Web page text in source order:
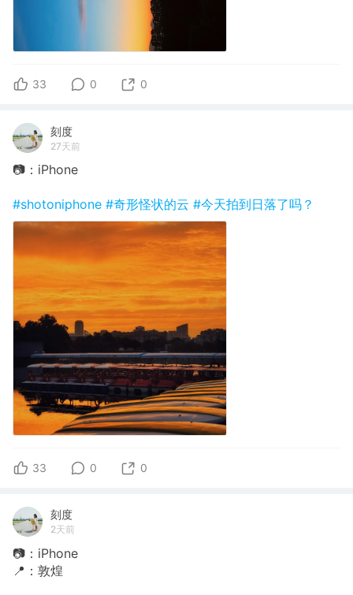
33 0 0
刻度
27天前
📷：iPhone
#shotoniphone #奇形怪状的云 #今天拍到日落了吗？
33 0 0
刻度
2天前
📷：iPhone
📍：敦煌